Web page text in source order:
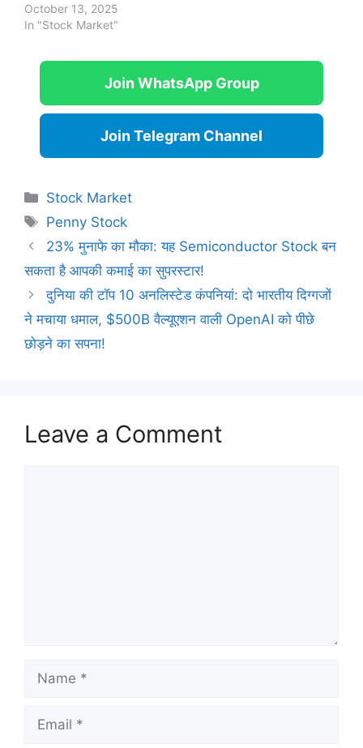
October 13, 2025
In "Stock Market"
Join WhatsApp Group
Join Telegram Channel
Categories
Stock Market
Tags
Penny Stock
23% मुनाफे का मौका: यह Semiconductor Stock बन
सकता है आपकी कमाई का सुपरस्टार!
दुनिया की टॉप 10 अनलिस्टेड कंपनियां: दो भारतीय दिग्गजों
ने मचाया धमाल, $500B वैल्यूएशन वाली OpenAI को पीछे
छोड़ने का सपना!
Leave a Comment